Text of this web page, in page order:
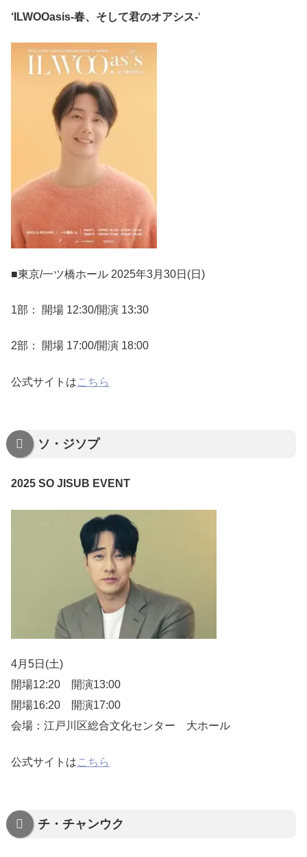
‘ILWOOasis-春、そして君のオアシス-‘
■東京/一ツ橋ホール 2025年3月30日(日)
1部： 開場 12:30/開演 13:30
2部： 開場 17:00/開演 18:00
公式サイトはこちら
ソ・ジソプ
2025 SO JISUB EVENT
4月5日(土)
開場12:20 開演13:00
開場16:20 開演17:00
会場：江戸川区総合文化センター 大ホール
公式サイトはこちら
チ・チャンウク